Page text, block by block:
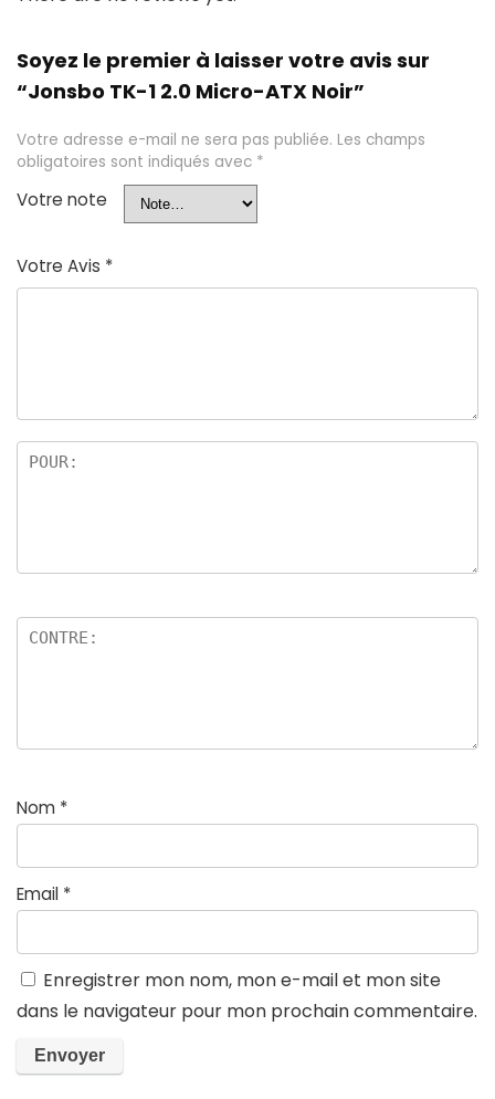
Soyez le premier à laisser votre avis sur
“Jonsbo TK-1 2.0 Micro-ATX Noir”
Votre adresse e-mail ne sera pas publiée. Les champs
obligatoires sont indiqués avec *
Votre note
Votre Avis *
Nom *
Email *
Enregistrer mon nom, mon e-mail et mon site
dans le navigateur pour mon prochain commentaire.